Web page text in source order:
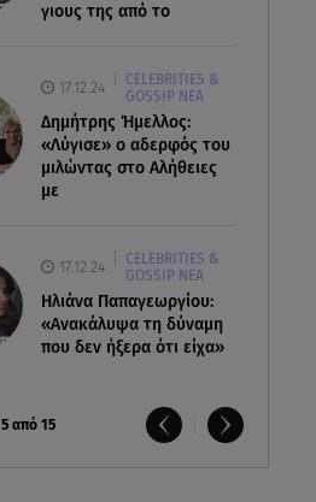
γιους της από το
17.12.24
CELEBRITIES &
GOSSIP ΝΕΑ
Δημήτρης Ήμελλος:
«Λύγισε» ο αδερφός του
μιλώντας στο Αλήθειες
με
17.12.24
CELEBRITIES &
GOSSIP ΝΕΑ
Ηλιάνα Παπαγεωργίου:
«Ανακάλυψα τη δύναμη
που δεν ήξερα ότι είχα»
5 από 15